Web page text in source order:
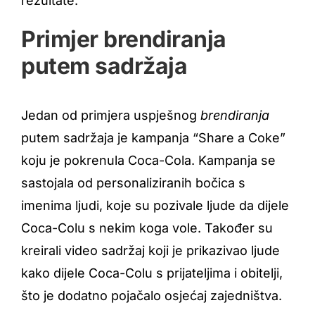
Primjer brendiranja
putem sadržaja
Jedan od primjera uspješnog brendiranja
putem sadržaja je kampanja “Share a Coke”
koju je pokrenula Coca-Cola. Kampanja se
sastojala od personaliziranih bočica s
imenima ljudi, koje su pozivale ljude da dijele
Coca-Colu s nekim koga vole. Također su
kreirali video sadržaj koji je prikazivao ljude
kako dijele Coca-Colu s prijateljima i obitelji,
što je dodatno pojačalo osjećaj zajedništva.